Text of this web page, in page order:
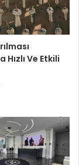
Hızlı Ve Etkili